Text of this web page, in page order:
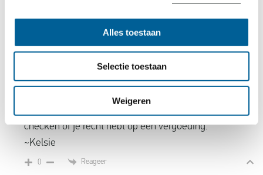
Alles toestaan
Selectie toestaan
Weigeren
kiezen om de reactie van TUI af te wachten. Mochten
zij het verzoek op vergoeding afwijzen en op basis
van onze data vinden wij dat je wel recht hebt, dan
kun je het daarna via ons doen. Als je het gelijk via
checken of je recht hebt op een vergoeding.
~Kelsie
0 Reageer